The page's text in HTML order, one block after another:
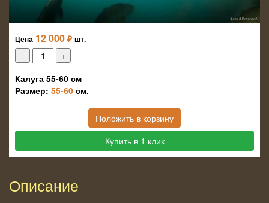
Цена 12 000 ₽ шт.
Калуга 55-60 см
Размер: 55-60 см.
Положить в корзину
Купить в 1 клик
Описание